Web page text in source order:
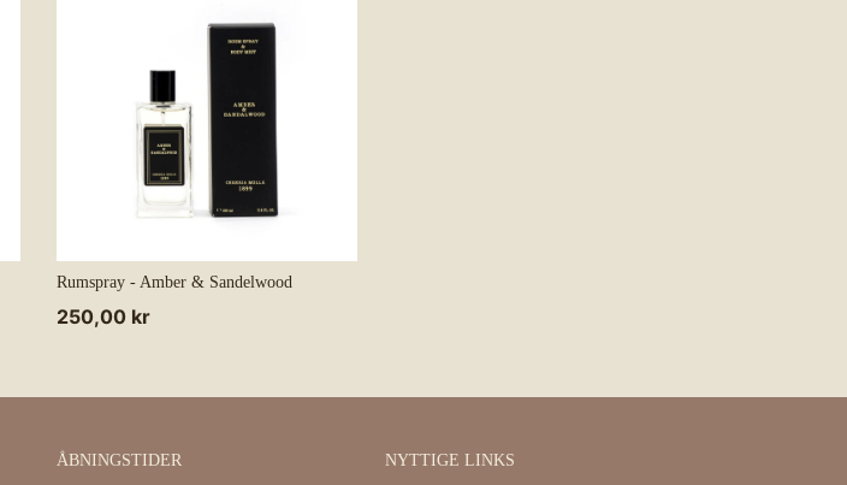
Rumspray - Amber & Sandelwood
Normalpris
250,00 kr
ÅBNINGSTIDER NYTTIGE LINKS